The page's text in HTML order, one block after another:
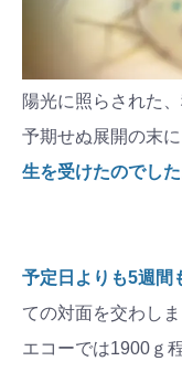
陽光に照らされた
予期せぬ展開の末に
生を受けたのでした
予定日よりも5週間
ての対面を交わしま
エコーでは1900ｇ